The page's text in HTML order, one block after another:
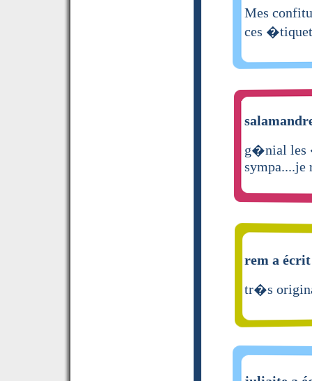
Mes
ces
g�nial les
sympa....je
rem a
tr�s